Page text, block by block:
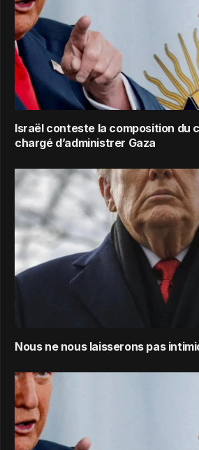
Israël conteste la composition du
chargé d’administrer Gaza
Nous ne nous laisserons pas